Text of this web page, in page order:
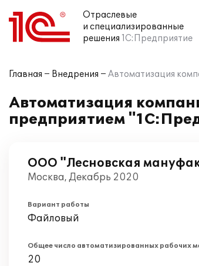
Отраслевые
и специализированные
решения 1С:Предприятие
Главная Внедрения Автоматизация
Автоматизация
предприятием
ООО "Лесновская
Москва, Декабрь 2020
Вариант работы
Файловый
Общее число автоматизированных рабочих
20